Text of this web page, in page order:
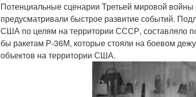
Потенциальные сценарии Третьей мировой
предусматривали быстрое развитие событий.
США по целям на территории СССР, составляло
бы ракетам Р-36М, которые стояли на боевом
объектов на территории США.